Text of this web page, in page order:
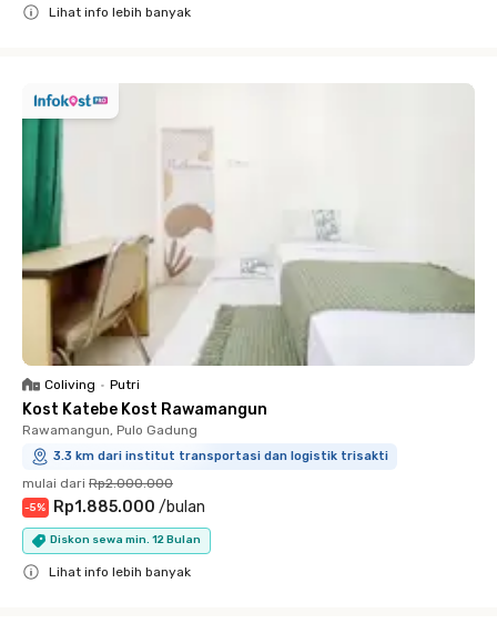
Lihat info lebih banyak
Coliving • Putri
Kost Katebe Kost Rawamangun
Rawamangun, Pulo Gadung
3.3 km dari institut transportasi dan logistik trisakti
mulai dari Rp2.000.000
-5% Rp1.885.000 /bulan
Diskon sewa min. 12 Bulan
Lihat info lebih banyak